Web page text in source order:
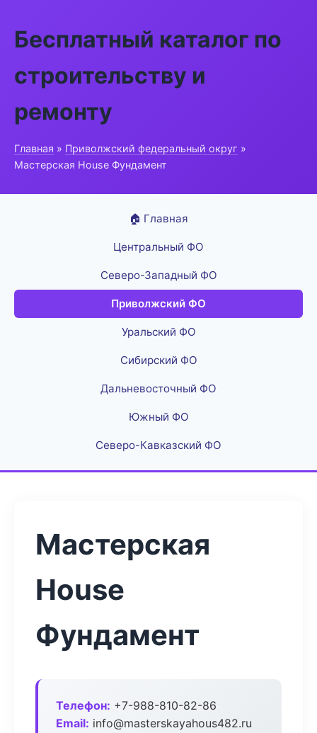
Бесплатный каталог по
строительству и
ремонту
Главная » Приволжский федеральный округ »
Мастерская House Фундамент
🏠 Главная
Центральный ФО
Северо-Западный ФО
Приволжский ФО
Уральский ФО
Сибирский ФО
Дальневосточный ФО
Южный ФО
Северо-Кавказский ФО
Мастерская
House
Фундамент
Телефон: +7-988-810-82-86
Email: info@masterskayahous482.ru